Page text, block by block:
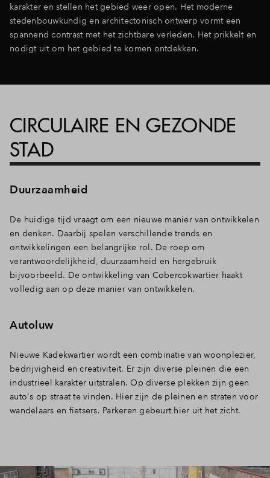
karakter en stellen het gebied weer open. Het moderne
stedenbouwkundig en architectonisch ontwerp vormt een
spannend contrast met het zichtbare verleden. Het prikkelt en
nodigt uit om het gebied te komen ontdekken.
CIRCULAIRE EN GEZONDE
STAD
Duurzaamheid
De huidige tijd vraagt om een nieuwe manier van ontwikkelen
en denken. Daarbij spelen verschillende trends en
ontwikkelingen een belangrijke rol. De roep om
verantwoordelijkheid, duurzaamheid en hergebruik
bijvoorbeeld. De ontwikkeling van Cobercokwartier haakt
volledig aan op deze manier van ontwikkelen.
Autoluw
Nieuwe Kadekwartier wordt een combinatie van woonplezier,
bedrijvigheid en creativiteit. Er zijn diverse pleinen die een
industrieel karakter uitstralen. Op diverse plekken zijn geen
auto's op straat te vinden. Hier zijn de pleinen en straten voor
wandelaars en fietsers. Parkeren gebeurt hier uit het zicht.